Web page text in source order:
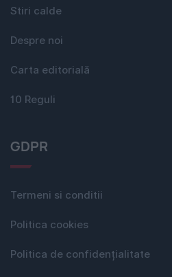
Stiri calde
Despre noi
Carta editorială
10 Reguli
GDPR
Termeni si conditii
Politica cookies
Politica de confidențialitate